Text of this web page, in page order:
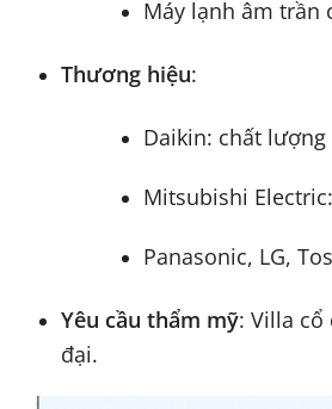
Máy lạnh âm trần
Thương hiệu:
Daikin: chất lượng
Mitsubishi
Panasonic, LG,
Yêu cầu thẩm mỹ: Villa
đại.